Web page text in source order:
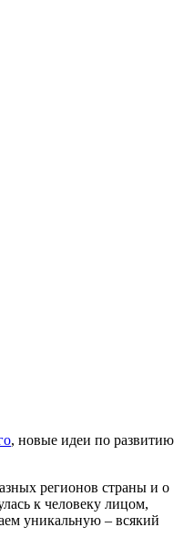
, новые идеи по развитию
регионов страны и о
к человеку лицом,
уникальную – всякий